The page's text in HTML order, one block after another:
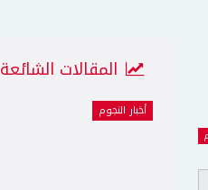
المقالات الشائعة
أخبار النجوم